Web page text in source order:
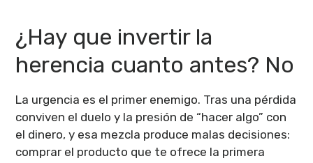
¿Hay que invertir la
herencia cuanto antes? No
La urgencia es el primer enemigo. Tras una pérdida
conviven el duelo y la presión de “hacer algo” con
el dinero, y esa mezcla produce malas decisiones:
comprar el producto que te ofrece la primera